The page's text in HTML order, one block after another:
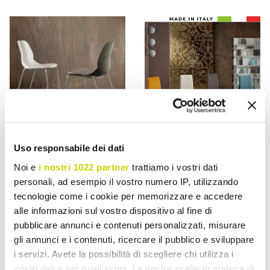
Uso responsabile dei dati
Noi e i nostri 1022 partner trattiamo i vostri dati
personali, ad esempio il vostro numero IP, utilizzando
tecnologie come i cookie per memorizzare e accedere
alle informazioni sul vostro dispositivo al fine di
pubblicare annunci e contenuti personalizzati, misurare
gli annunci e i contenuti, ricercare il pubblico e sviluppare
i servizi. Avete la possibilità di scegliere chi utilizza i
Cadeira Licata com
estrutura em polipropileno
e pés cromados, design
moderno
€ 154,86 € 193,57 - 20%
Cadeira moderna em
tecido para sala de jantar
feita na Itália, Porzia
€ 241,16 € 301,45 - 20%